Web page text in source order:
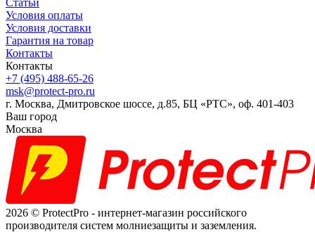
Условия оплаты
Условия доставки
Гарантия на товар
Контакты
Контакты
+7 (495) 488-65-26
msk@protect-pro.ru
г. Москва, Дмитровское шоссе, д.85, БЦ «РТС», оф. 401-403
Ваш город
Москва
2026 © ProtectPro - интернет-магазин российского
производителя систем молниезащиты и заземления.